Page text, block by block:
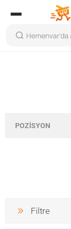
Filtre